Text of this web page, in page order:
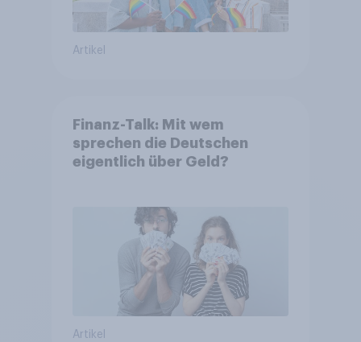
Artikel
Finanz-Talk: Mit wem
sprechen die Deutschen
eigentlich über Geld?
Artikel